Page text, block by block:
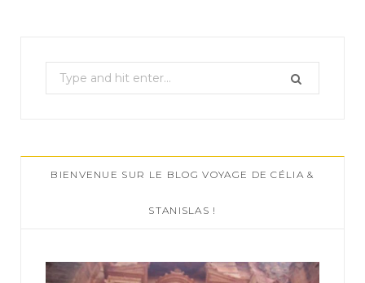
e
c
h
:
BIENVENUE SUR LE BLOG VOYAGE DE CÉLIA &
STANISLAS !